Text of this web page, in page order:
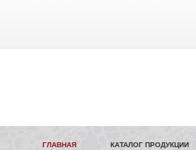
ГЛАВНАЯ КАТАЛОГ ПРОДУКЦИИ